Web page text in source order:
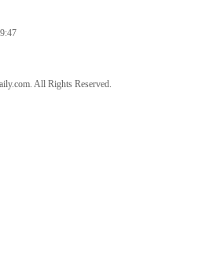
All Rights Reserved.